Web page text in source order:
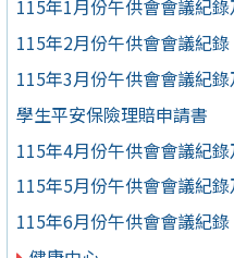
115年1月份午供會會議紀
115年2月份午供會會議紀錄
115年3月份午供會會議紀
學生平安保險理賠申請書
115年4月份午供會會議紀
115年5月份午供會會議紀
115年6月份午供會會議紀錄